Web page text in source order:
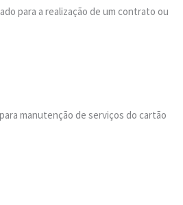
para a realização de um contrato ou
manutenção de serviços do cartão